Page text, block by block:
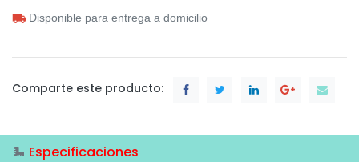
Disponible para entrega a domicilio
Comparte este producto:
Especificaciones